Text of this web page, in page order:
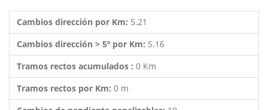
Cambios dirección por Km: 5.21
Cambios dirección > 5º por Km: 5.16
Tramos rectos acumulados : 0 Km
Tramos rectos por Km: 0 m